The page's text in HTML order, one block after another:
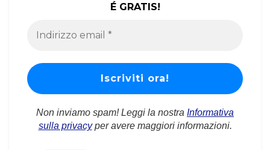
É GRATIS!
Non inviamo spam! Leggi la nostra Informativa
sulla privacyper avere maggiori informazioni.